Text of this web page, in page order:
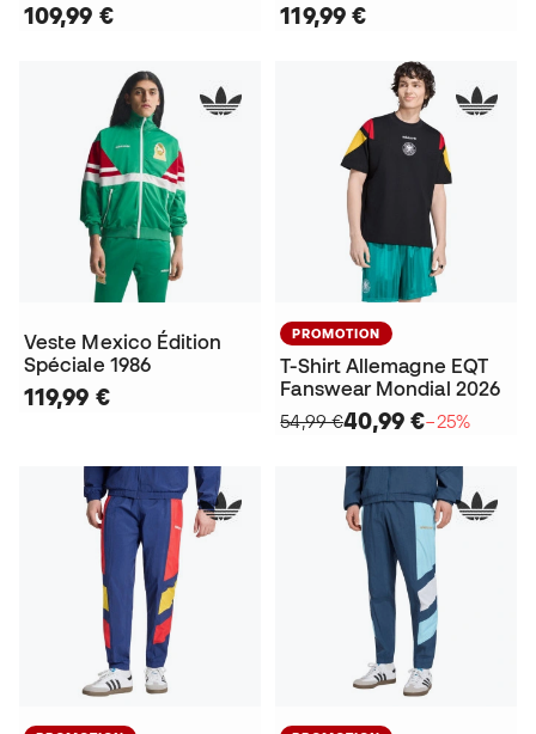
109,99 € 119,99 €
Veste Mexico Édition
Spéciale 1986
119,99 €
PROMOTION
T-Shirt Allemagne EQT
Fanswear Mondial 2026
54,99 €40,99 €−25%